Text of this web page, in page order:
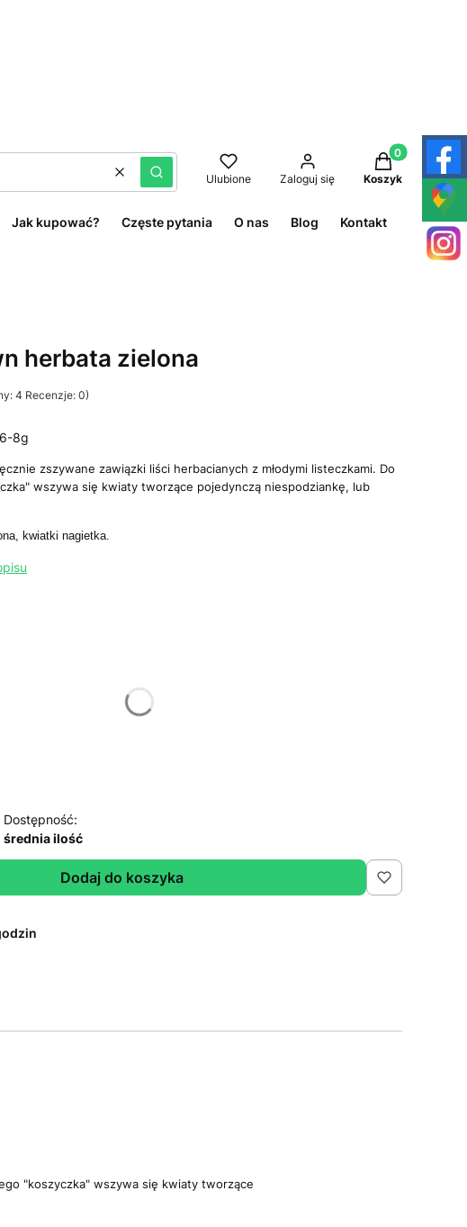
WyczyśćSzukaj Ulubione Zaloguj się
Produkty w
Koszyk
Jak kupować? Częste pytania O nas Blog Kontakt
herbata zielona
4 Recenzje: 0)
8g
zszywane zawiązki liści herbacianych z młodymi listeczkami. Do
wszywa się kwiaty tworzące pojedynczą niespodziankę, lub
kwiatki nagietka.
Dostępność:
średnia ilość
Dodaj do koszyka
"koszyczka" wszywa się kwiaty tworzące